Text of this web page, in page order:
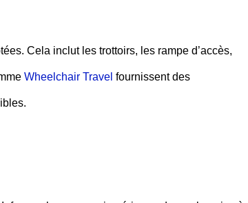
Cela inclut les trottoirs, les rampe d’accès,
Wheelchair Travel fournissent des